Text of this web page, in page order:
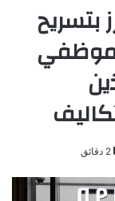
بتسريح
600 من موظفي